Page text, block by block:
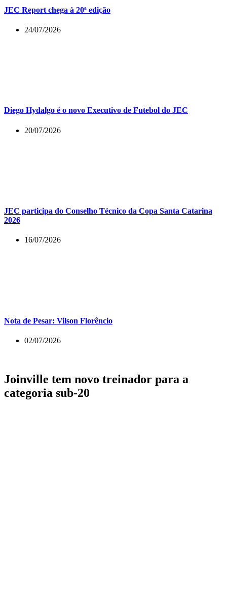
JEC Report chega à 20ª edição
24/07/2026
Diego Hydalgo é o novo Executivo de Futebol do JEC
20/07/2026
JEC participa do Conselho Técnico da Copa Santa Catarina
2026
16/07/2026
Nota de Pesar: Vilson Florêncio
02/07/2026
Joinville tem novo treinador para a
categoria sub-20